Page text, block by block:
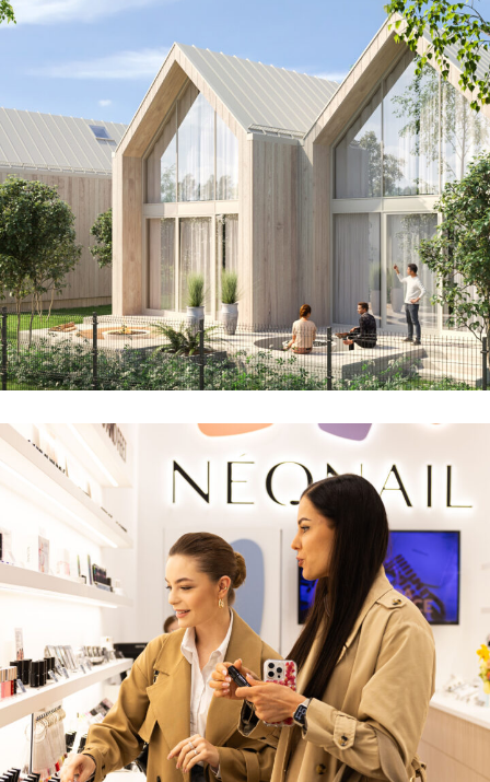
JUGÓW OWL VILLAGE
ARCHITEKTURA
Nowy Lokal Dla NEONAIL W Galerii
WROCLAVIA
REALIZACJE WNĘTRZA